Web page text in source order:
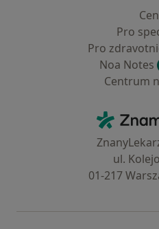
Pro
Pro
Noa Notes
Centrum
ul.
01-217